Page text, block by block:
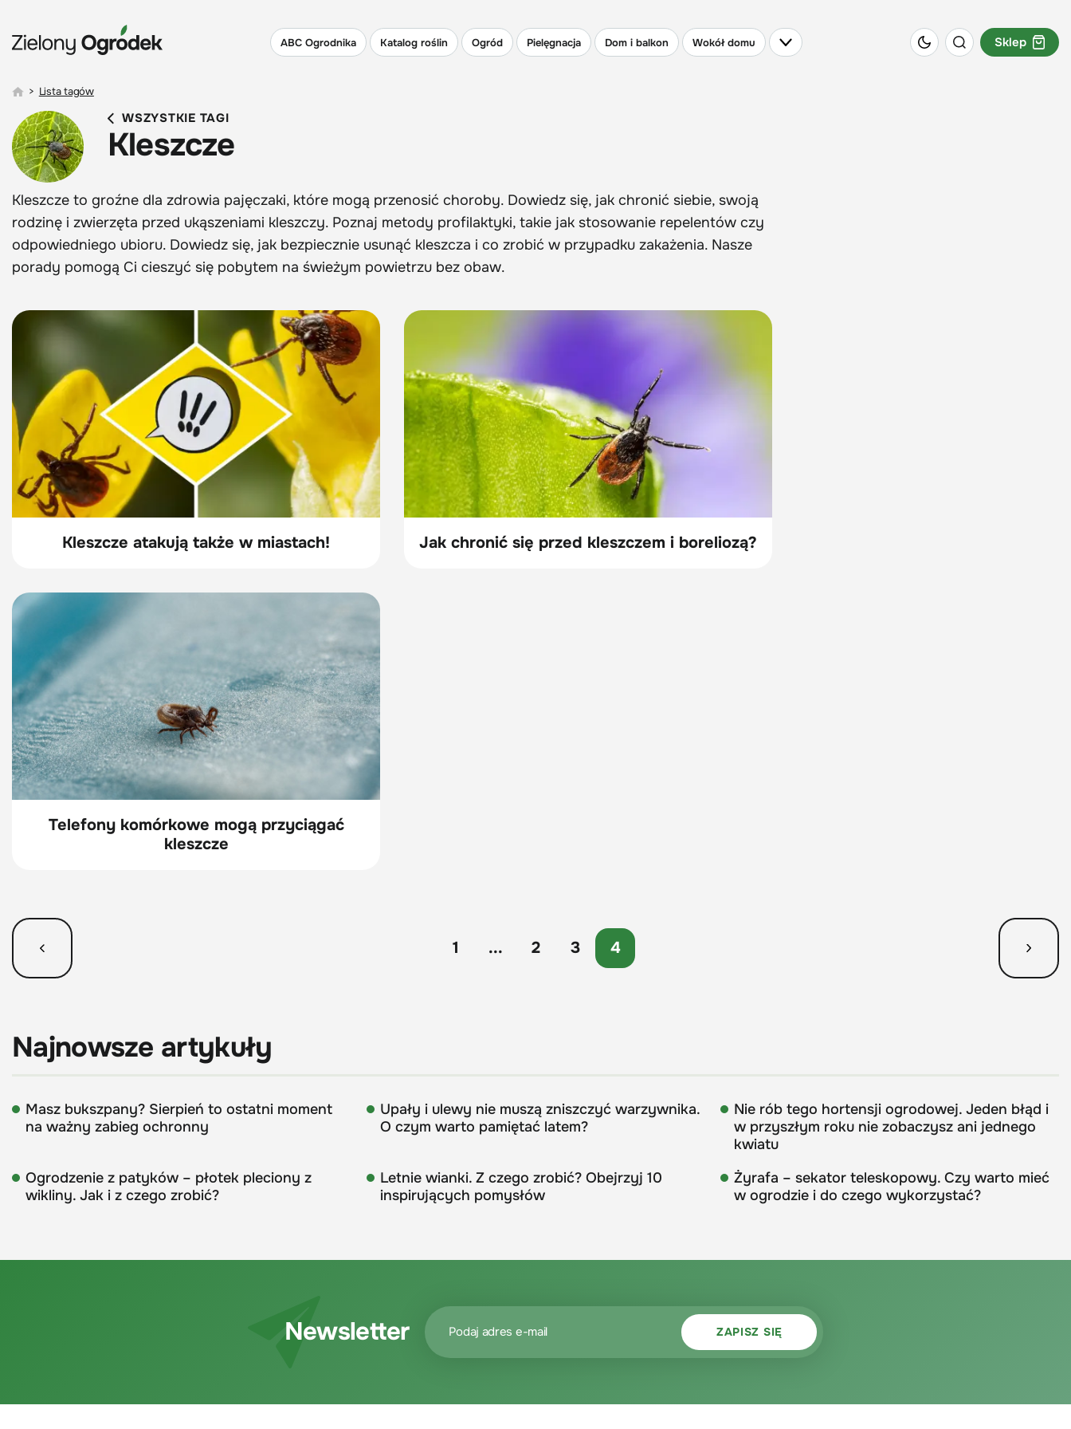
ABC Ogrodnika Katalog roślin Ogród Pielęgnacja Dom i balkon Wokół domu Sklep
> Lista tagów
WSZYSTKIE TAGI
Kleszcze
Kleszcze to groźne dla zdrowia pajęczaki, które mogą przenosić choroby. Dowiedz się, jak chronić siebie, swoją
rodzinę i zwierzęta przed ukąszeniami kleszczy. Poznaj metody profilaktyki, takie jak stosowanie repelentów czy
odpowiedniego ubioru. Dowiedz się, jak bezpiecznie usunąć kleszcza i co zrobić w przypadku zakażenia. Nasze
porady pomogą Ci cieszyć się pobytem na świeżym powietrzu bez obaw.
Kleszcze atakują także w miastach! Jak chronić się przed kleszczem i boreliozą?
Telefony komórkowe mogą przyciągać
kleszcze
1 ... 2 3 4
Najnowsze artykuły
Masz bukszpany? Sierpień to ostatni moment
na ważny zabieg ochronny
Upały i ulewy nie muszą zniszczyć warzywnika.
O czym warto pamiętać latem?
Nie rób tego hortensji ogrodowej. Jeden błąd i
w przyszłym roku nie zobaczysz ani jednego
kwiatu
Ogrodzenie z patyków – płotek pleciony z
wikliny. Jak i z czego zrobić?
Letnie wianki. Z czego zrobić? Obejrzyj 10
inspirujących pomysłów
Żyrafa – sekator teleskopowy. Czy warto mieć
w ogrodzie i do czego wykorzystać?
Newsletter